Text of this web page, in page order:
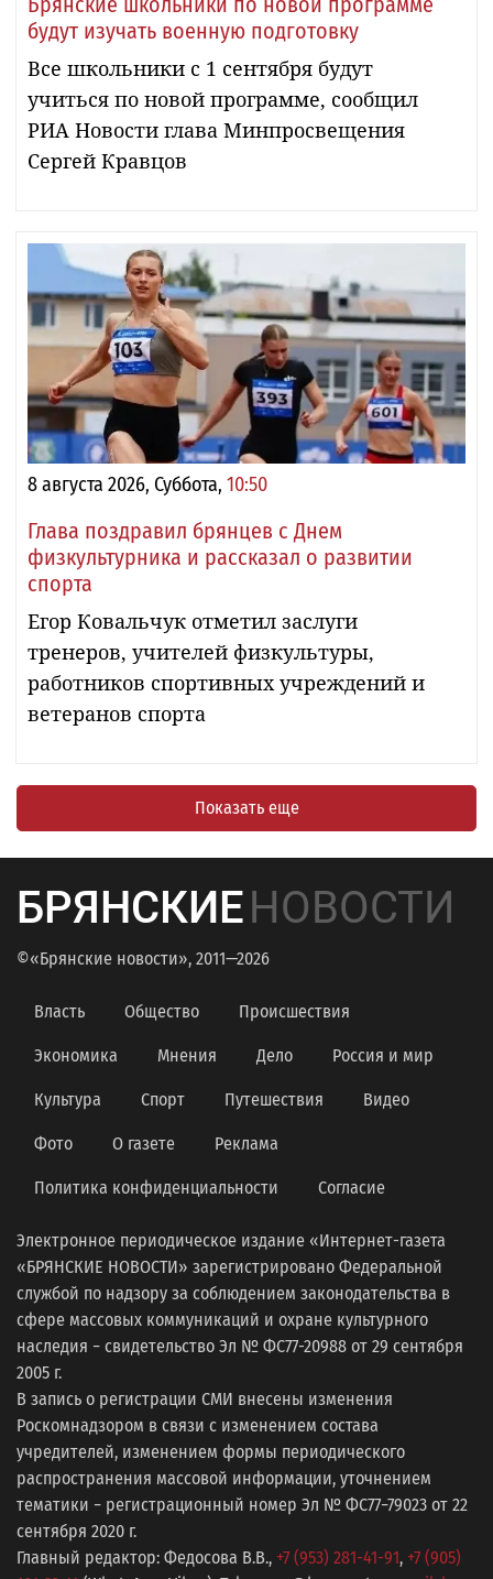
будут изучать военную подготовку
Все школьники с 1 сентября будут
учиться по новой программе, сообщил
РИА Новости глава Минпросвещения
Сергей Кравцов
8 августа 2026, Суббота, 10:50
Глава поздравил брянцев с Днем
физкультурника и рассказал о развитии
спорта
Егор Ковальчук отметил заслуги
тренеров, учителей физкультуры,
работников спортивных учреждений и
ветеранов спорта
Показать еще
БРЯНСКИЕНОВОСТИ
©«Брянские новости», 2011—2026
Власть Общество Происшествия
Экономика Мнения Дело Россия и мир
Культура Спорт Путешествия Видео
Фото О газете Реклама
Политика конфиденциальности Согласие
Электронное периодическое издание «Интернет-газета
«БРЯНСКИЕ НОВОСТИ» зарегистрировано Федеральной
службой по надзору за соблюдением законодательства в
сфере массовых коммуникаций и охране культурного
наследия − свидетельство Эл № ФС77-20988 от 29 сентября
2005 г.
В запись о регистрации СМИ внесены изменения
Роскомнадзором в связи с изменением состава
учредителей, изменением формы периодического
распространения массовой информации, уточнением
тематики − регистрационный номер Эл № ФС77−79023 от 22
сентября 2020 г.
Главный редактор: Федосова В.В., +7 (953) 281-41-91, +7 (905)